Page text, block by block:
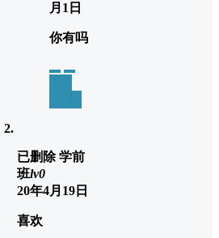
月1日
你有吗
已删除 学前
班lv0
20年4月19日
喜欢